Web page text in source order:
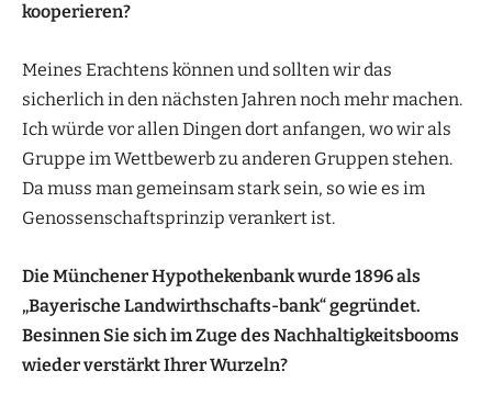
kooperieren?
Meines Erachtens können und sollten wir das
sicherlich in den nächsten Jahren noch mehr machen.
Ich würde vor allen Dingen dort anfangen, wo wir als
Gruppe im Wettbewerb zu anderen Gruppen stehen.
Da muss man gemeinsam stark sein, so wie es im
Genossenschaftsprinzip verankert ist.
Die Münchener Hypothekenbank wurde 1896 als
„Bayerische Landwirthschafts-bank“ gegründet.
Besinnen Sie sich im Zuge des Nachhaltigkeitsbooms
wieder verstärkt Ihrer Wurzeln?